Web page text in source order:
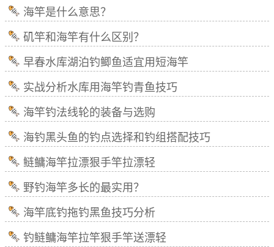
海竿是什么意思？
矶竿和海竿有什么区别？
早春水库湖泊钓鲫鱼适宜用短海竿
实战分析水库用海竿钓青鱼技巧
海竿钓法线轮的装备与选购
海钓黑头鱼的钓点选择和钓组搭配技巧
鲢鳙海竿拉漂狠手竿拉漂轻
野钓海竿多长的最实用？
海竿底钓拖钓黑鱼技巧分析
钓鲢鳙海竿拉竿狠手竿送漂轻